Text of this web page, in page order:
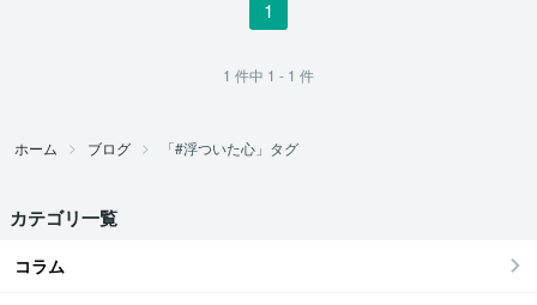
1
1 件中 1 - 1 件
ホーム ブログ 「#浮ついた心」タグ
カテゴリ一覧
コラム